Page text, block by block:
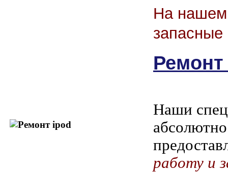
На нашем
запасные
Наши
работу и